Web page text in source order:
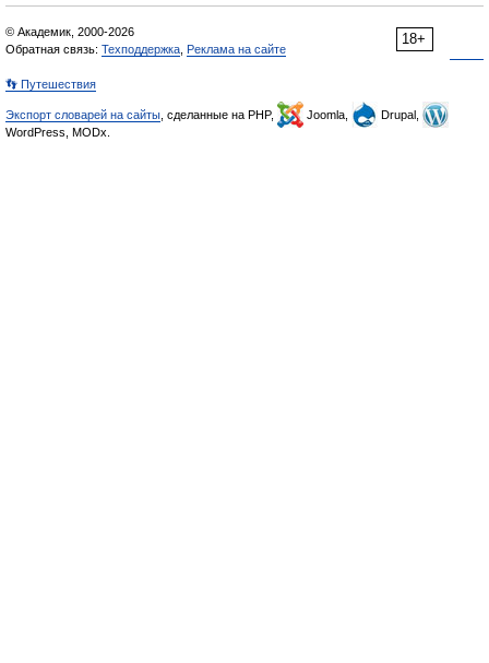
18+
© Академик, 2000-2026
Обратная связь: Техподдержка Реклама на сайте
👣 Путешествия
Экспорт словарей на сайты , сделанные на PHP, Joomla,
Drupal,
WordPress, MODx.